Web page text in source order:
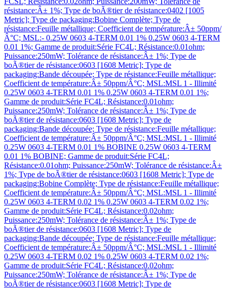
résistance:Â± 1%; Type de boÃ®tier de résistance:0402 [1005
Metric]; Type de packaging:Bobine Complète; Type de
résistance:Feuille métallique; Coefficient de température:Â± 50ppm/
Â°C; MSL:- 0.25W 0603 4-TERM 0.01 1% 0.25W 0603 4-TERM
0.01 1%; Gamme de produit:Série FC4L; Résistance:0.01ohm;
Puissance:250mW; Tolérance de résistance:Â± 1%; Type de
boÃ®tier de résistance:0603 [1608 Metric]; Type de
packaging:Bande découpée; Type de résistance:Feuille métallique;
Coefficient de température:Â± 50ppm/Â°C; MSL:MSL 1 - Illimité
0.25W 0603 4-TERM 0.01 1% 0.25W 0603 4-TERM 0.01 1%;
Gamme de produit:Série FC4L; Résistance:0.01ohm;
Puissance:250mW; Tolérance de résistance:Â± 1%; Type de
boÃ®tier de résistance:0603 [1608 Metric]; Type de
packaging:Bande découpée; Type de résistance:Feuille métallique;
Coefficient de température:Â± 50ppm/Â°C; MSL:MSL 1 - Illimité
0.25W 0603 4-TERM 0.01 1% BOBINE 0.25W 0603 4-TERM
0.01 1% BOBINE; Gamme de produit:Série FC4L;
Résistance:0.01ohm; Puissance:250mW; Tolérance de résistance:Â±
1%; Type de boÃ®tier de résistance:0603 [1608 Metric]; Type de
packaging:Bobine Complète; Type de résistance:Feuille métallique;
Coefficient de température:Â± 50ppm/Â°C; MSL:MSL 1 - Illimité
0.25W 0603 4-TERM 0.02 1% 0.25W 0603 4-TERM 0.02 1%;
Gamme de produit:Série FC4L; Résistance:0.02ohm;
Puissance:250mW; Tolérance de résistance:Â± 1%; Type de
boÃ®tier de résistance:0603 [1608 Metric]; Type de
packaging:Bande découpée; Type de résistance:Feuille métallique;
Coefficient de température:Â± 50ppm/Â°C; MSL:MSL 1 - Illimité
0.25W 0603 4-TERM 0.02 1% 0.25W 0603 4-TERM 0.02 1%;
Gamme de produit:Série FC4L; Résistance:0.02ohm;
Puissance:250mW; Tolérance de résistance:Â± 1%; Type de
boÃ®tier de résistance:0603 [1608 Metric]; Type de